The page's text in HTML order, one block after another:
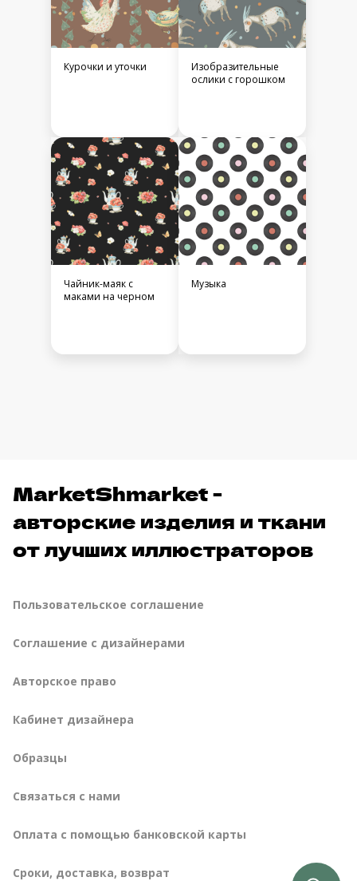
Курочки и уточки
Изобразительные
ослики с горошком
Чайник-маяк с
маками на черном
Музыка
MarketShmarket -
авторские изделия и ткани
от лучших иллюстраторов
Пользовательское соглашение
Соглашение с дизайнерами
Авторское право
Кабинет дизайнера
Образцы
Связаться с нами
Оплата с помощью банковской карты
сроки, доставка, возврат